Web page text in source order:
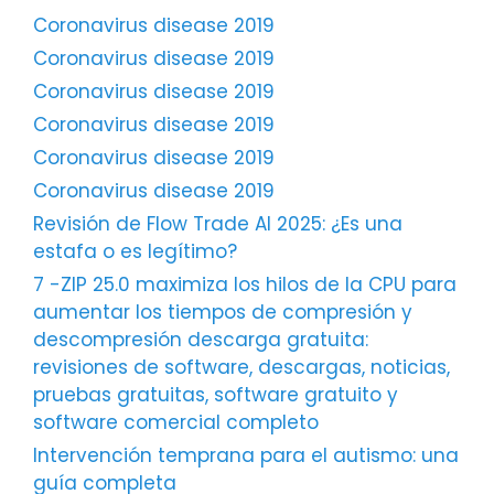
Coronavirus disease 2019
Coronavirus disease 2019
Coronavirus disease 2019
Coronavirus disease 2019
Coronavirus disease 2019
Coronavirus disease 2019
Revisión de Flow Trade AI 2025: ¿Es una
estafa o es legítimo?
7 -ZIP 25.0 maximiza los hilos de la CPU para
aumentar los tiempos de compresión y
descompresión descarga gratuita:
revisiones de software, descargas, noticias,
pruebas gratuitas, software gratuito y
software comercial completo
Intervención temprana para el autismo: una
guía completa